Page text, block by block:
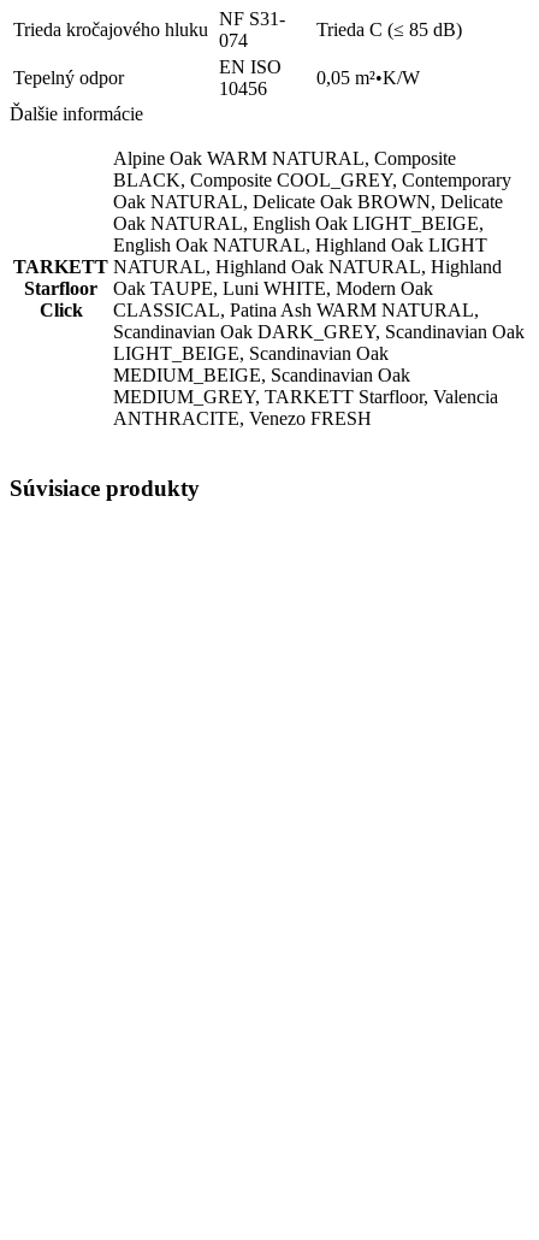
Trieda kročajového hluku
NF S31-
074
Trieda C (≤ 85 dB)
Tepelný odpor
EN ISO
10456
0,05 m²•K/W
Ďalšie informácie
TARKETT
Starfloor
Click
Alpine Oak WARM NATURAL, Composite
BLACK, Composite COOL_GREY, Contemporary
Oak NATURAL, Delicate Oak BROWN, Delicate
Oak NATURAL, English Oak LIGHT_BEIGE,
English Oak NATURAL, Highland Oak LIGHT
NATURAL, Highland Oak NATURAL, Highland
Oak TAUPE, Luni WHITE, Modern Oak
CLASSICAL, Patina Ash WARM NATURAL,
Scandinavian Oak DARK_GREY, Scandinavian Oak
LIGHT_BEIGE, Scandinavian Oak
MEDIUM_BEIGE, Scandinavian Oak
MEDIUM_GREY, TARKETT Starfloor, Valencia
ANTHRACITE, Venezo FRESH
Súvisiace produkty